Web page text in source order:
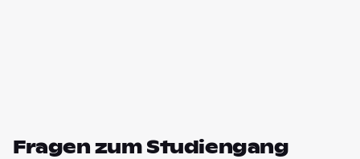
Fragen zum Studiengang